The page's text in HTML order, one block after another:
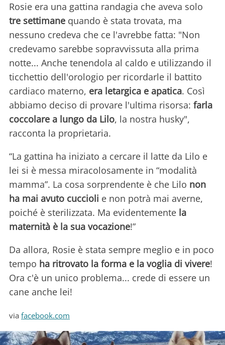
Rosie era una gattina randagia che aveva solo
tre settimane quando è stata trovata, ma
nessuno credeva che ce l'avrebbe fatta: "Non
credevamo sarebbe sopravvissuta alla prima
notte... Anche tenendola al caldo e utilizzando il
ticchettio dell'orologio per ricordarle il battito
cardiaco materno, era letargica e apatica. Così
abbiamo deciso di provare l'ultima risorsa: farla
coccolare a lungo da Lilo, la nostra husky",
racconta la proprietaria.
“La gattina ha iniziato a cercare il latte da Lilo e
lei si è messa miracolosamente in “modalità
mamma”. La cosa sorprendente è che Lilo non
ha mai avuto cuccioli e non potrà mai averne,
poiché è sterilizzata. Ma evidentemente la
maternità è la sua vocazione!”
Da allora, Rosie è stata sempre meglio e in poco
tempo ha ritrovato la forma e la voglia di vivere!
Ora c'è un unico problema... crede di essere un
cane anche lei!
via facebook.com